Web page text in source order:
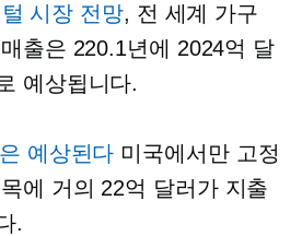
시장 전망, 전 세계 가구
출은 220.1년에 2024억 달
예상됩니다.
예상된다 미국에서만 고정
에 거의 22억 달러가 지출
.